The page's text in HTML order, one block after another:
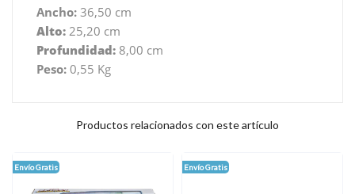
Ancho: 36,50 cm
Alto: 25,20 cm
Profundidad: 8,00 cm
Peso: 0,55 Kg
Productos relacionados con este artículo
Envío Gratis Envío Gratis